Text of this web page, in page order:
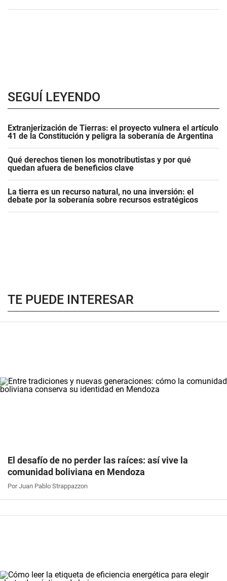
SEGUÍ LEYENDO
Extranjerización de Tierras: el proyecto vulnera el artículo
41 de la Constitución y peligra la soberanía de Argentina
Qué derechos tienen los monotributistas y por qué
quedan afuera de beneficios clave
La tierra es un recurso natural, no una inversión: el
debate por la soberanía sobre recursos estratégicos
TE PUEDE INTERESAR
El desafío de no perder las raíces: así vive la
comunidad boliviana en Mendoza
Por Juan Pablo Strappazzon